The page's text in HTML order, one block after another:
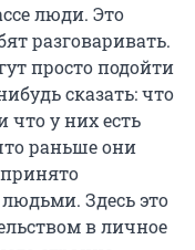
люди. Это
разговаривать.
просто подойти
сказать: что
у них есть
раньше они
Здесь это
в личное